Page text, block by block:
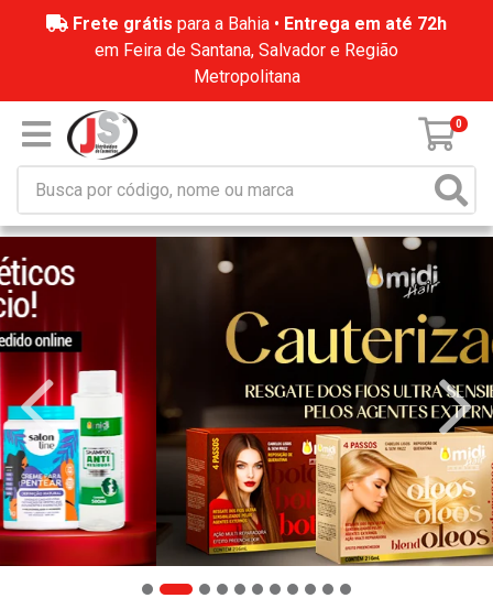
Frete grátis para a Bahia • Entrega em até 72h
em Feira de Santana, Salvador e Região
Metropolitana
0